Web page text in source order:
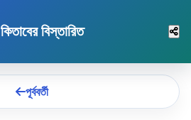
কিতাবের বিস্তারিত
পূর্ববর্তী